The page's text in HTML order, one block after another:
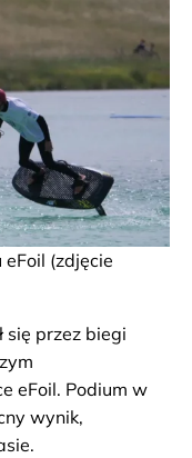
(zdjęcie
się przez biegi
eFoil. Podium w
wynik,